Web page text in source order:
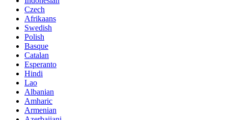
Czech
Afrikaans
Swedish
Polish
Basque
Catalan
Esperanto
Hindi
Lao
Albanian
Amharic
Armenian